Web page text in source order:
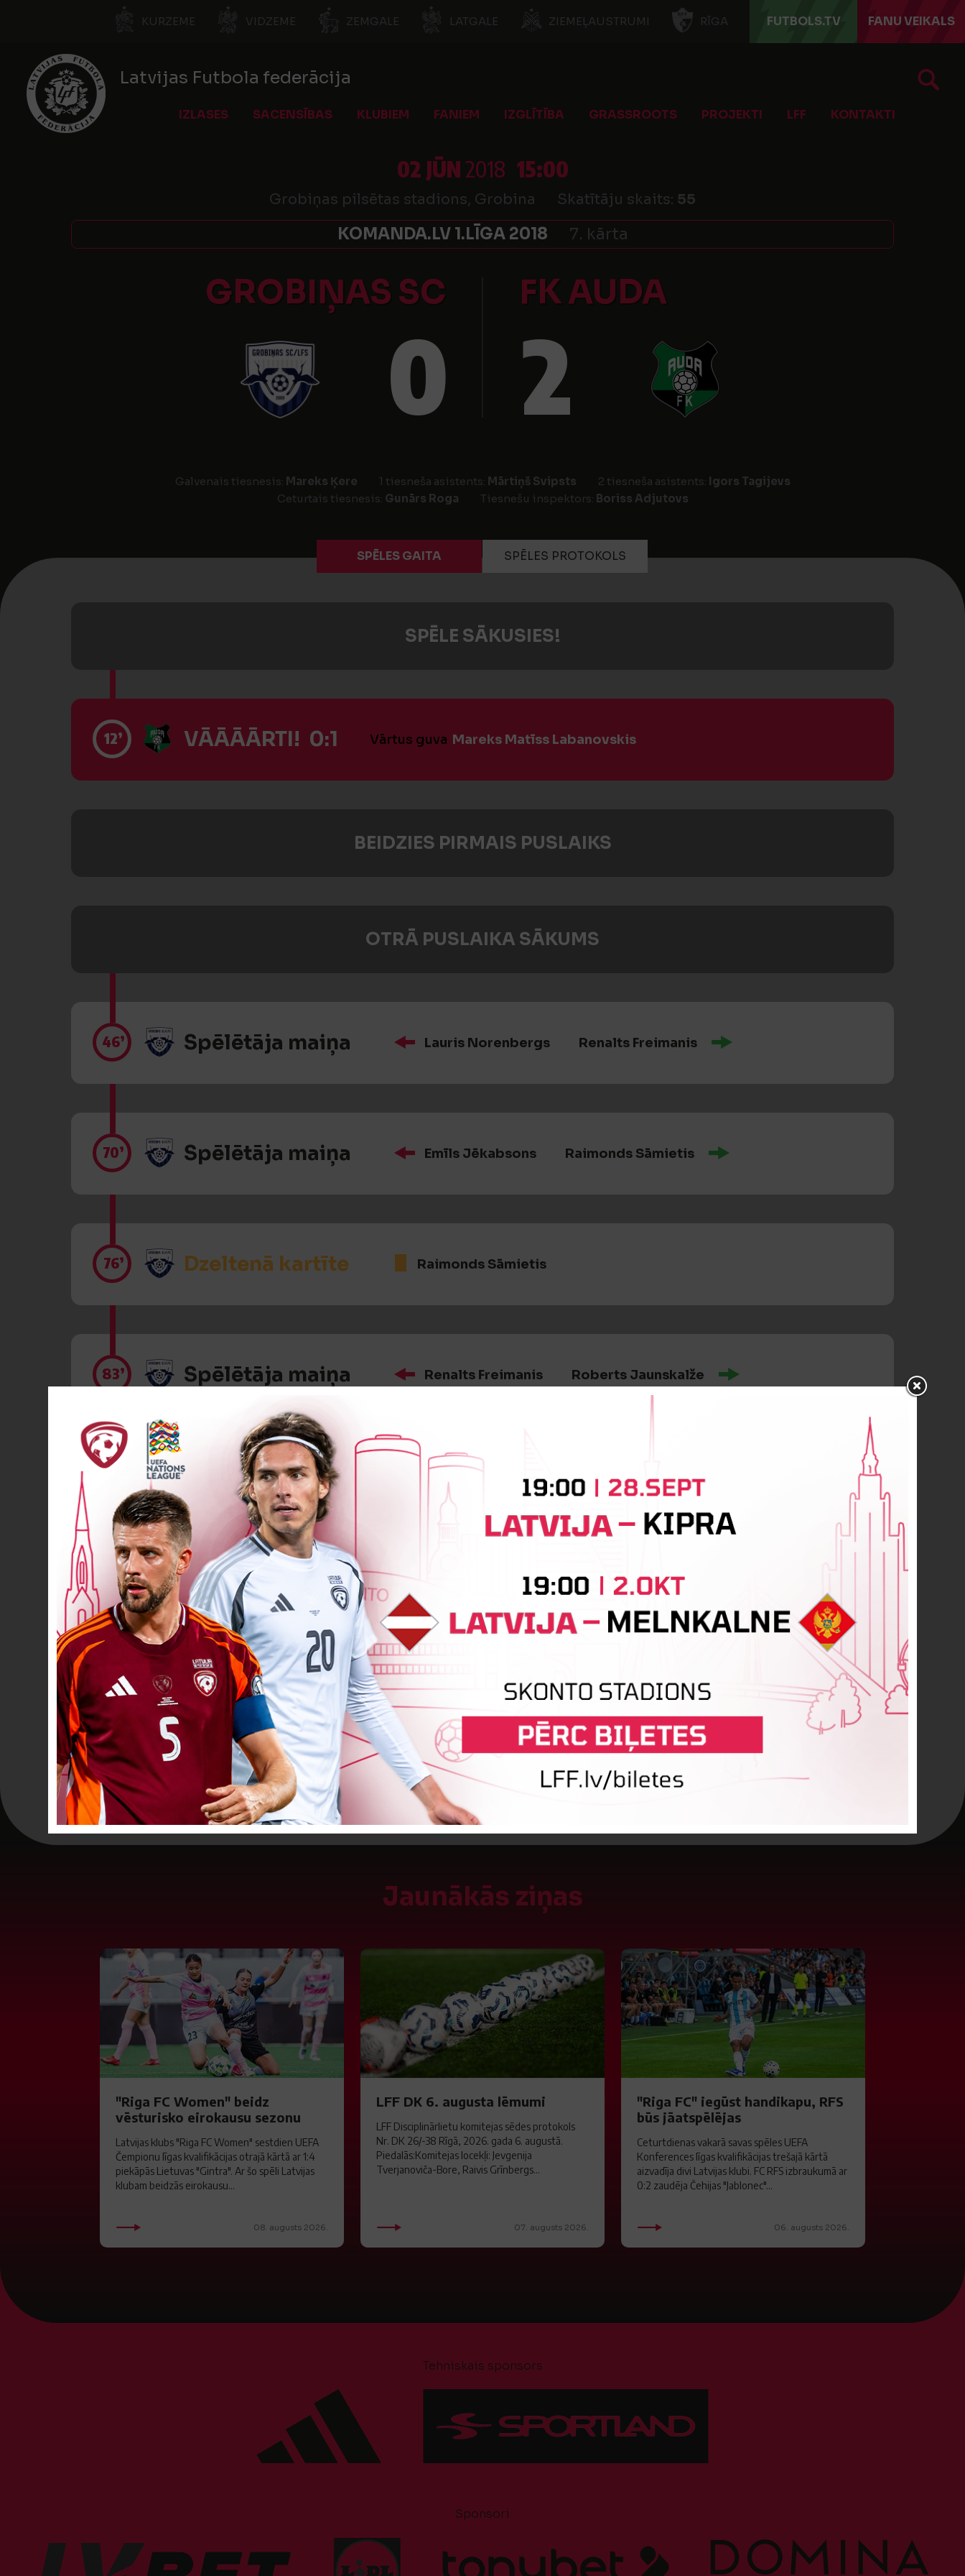
KURZEME VIDZEME ZEMGALE LATGALE ZIEMEĻAUSTRUMI RĪGA FUTBOLS.TV FANU VEIKALS
Latvijas Futbola federācija
IZLASES SACENSĪBAS KLUBIEM FANIEM IZGLĪTĪBA GRASSROOTS PROJEKTI LFF KONTAKTI
02 JŪN2018 15:00
Grobiņas pilsētas stadions, Grobina Skatītāju skaits: 55
KOMANDA.LV 1.LĪGA 2018 7. kārta
GROBIŅAS SC FK AUDA
0 2
Galvenais tiesnesis: Mareks Ķere 1 tiesneša asistents: Mārtiņš Svipsts 2 tiesneša asistents: Igors Tagijevs
Ceturtais tiesnesis: Gunārs Roga Tiesnešu inspektors: Boriss Adjutovs
SPĒLES GAITA SPĒLES PROTOKOLS
SPĒLE SĀKUSIES!
12’ VĀĀĀĀRTI! 0:1 Vārtus guva Mareks Matīss Labanovskis
BEIDZIES PIRMAIS PUSLAIKS
OTRĀ PUSLAIKA SĀKUMS
46’ Spēlētāja maiņa Lauris Norenbergs Renalts Freimanis
70’ Spēlētāja maiņa Emīls Jēkabsons Raimonds Sāmietis
76’ Dzeltenā kartīte Raimonds Sāmietis
83’ Spēlētāja maiņa Renalts Freimanis Roberts Jaunskalže
Dzeltenā kartīte Jurijs Teretenko
90 +2’ VĀĀĀĀRTI! 0:2 Vārtus guva Mareks Matīss Labanovskis
SPĒLE BEIGUSIES!
Jaunākās ziņas
"Riga FC Women" beidz
vēsturisko eirokausu sezonu
Latvijas klubs "Riga FC Women" sestdien UEFA
Čempionu līgas kvalifikācijas otrajā kārtā ar 1:4
piekāpās Lietuvas "Gintra". Ar šo spēli Latvijas
klubam beidzās eirokausu...
08. augusts 2026.
LFF DK 6. augusta lēmumi
LFF Disciplinārlietu komitejas sēdes protokols
Nr. DK 26/-38 Rīgā, 2026. gada 6. augustā.
Piedalās:Komitejas locekļi: Jevgenija
Tverjanoviča-Bore, Raivis Grīnbergs...
07. augusts 2026.
"Riga FC" iegūst handikapu, RFS
būs jāatspēlējas
Ceturtdienas vakarā savas spēles UEFA
Konferences līgas kvalifikācijas trešajā kārtā
aizvadīja divi Latvijas klubi. FC RFS izbraukumā ar
0:2 zaudēja Čehijas "Jablonec"...
06. augusts 2026.
Tehniskais sponsors
Sponsori